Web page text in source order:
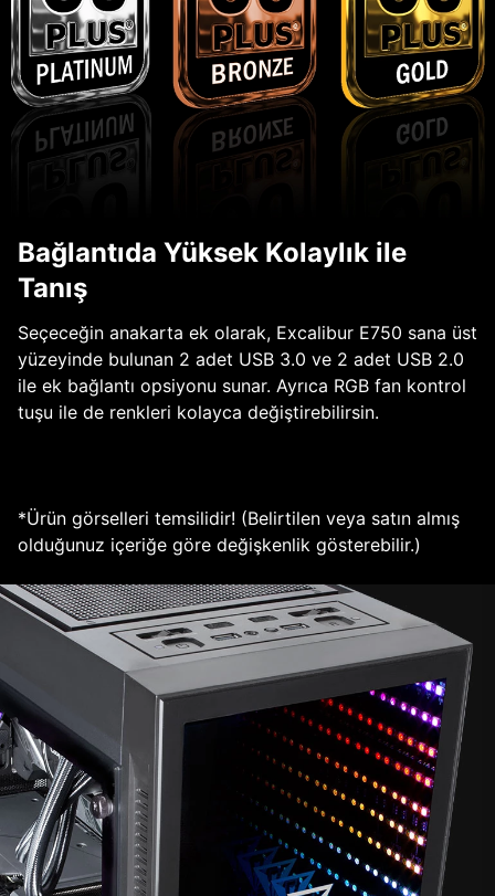
Bağlantıda Yüksek Kolaylık ile
Tanış
Seçeceğin anakarta ek olarak, Excalibur E750 sana üst
yüzeyinde bulunan 2 adet USB 3.0 ve 2 adet USB 2.0
ile ek bağlantı opsiyonu sunar. Ayrıca RGB fan kontrol
tuşu ile de renkleri kolayca değiştirebilirsin.
*Ürün görselleri temsilidir! (Belirtilen veya satın almış
olduğunuz içeriğe göre değişkenlik gösterebilir.)